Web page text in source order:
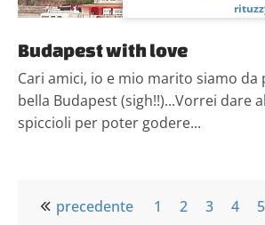
Budapest with love
Cari amici, io e mio marito siamo
bella Budapest (sigh!!)...Vorrei dare
spiccioli per poter godere...
precedente 1 2 3 4 5